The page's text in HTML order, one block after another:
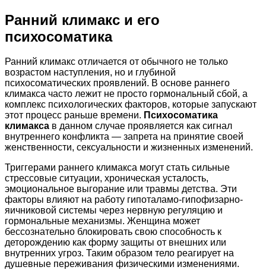
Ранний климакс и его
психосоматика
Ранний климакс отличается от обычного не только
возрастом наступления, но и глубиной
психосоматических проявлений. В основе раннего
климакса часто лежит не просто гормональный сбой, а
комплекс психологических факторов, которые запускают
этот процесс раньше времени. Психосоматика
климакса в данном случае проявляется как сигнал
внутреннего конфликта — запрета на принятие своей
женственности, сексуальности и жизненных изменений.
Триггерами раннего климакса могут стать сильные
стрессовые ситуации, хроническая усталость,
эмоциональное выгорание или травмы детства. Эти
факторы влияют на работу гипоталамо-гипофизарно-
яичниковой системы через нервную регуляцию и
гормональные механизмы. Женщина может
бессознательно блокировать свою способность к
деторождению как форму защиты от внешних или
внутренних угроз. Таким образом тело реагирует на
душевные переживания физическими изменениями.